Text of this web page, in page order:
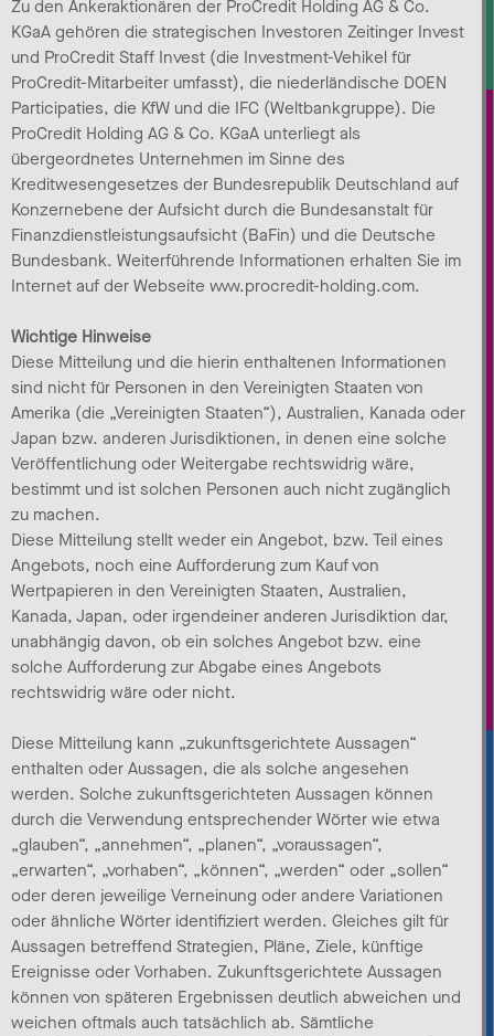
Zu den Ankeraktionären der ProCredit Holding AG & Co.
KGaA gehören die strategischen Investoren Zeitinger Invest
und ProCredit Staff Invest (die Investment-Vehikel für
ProCredit-Mitarbeiter umfasst), die niederländische DOEN
Participaties, die KfW und die IFC (Weltbankgruppe). Die
ProCredit Holding AG & Co. KGaA unterliegt als
übergeordnetes Unternehmen im Sinne des
Kreditwesengesetzes der Bundesrepublik Deutschland auf
Konzernebene der Aufsicht durch die Bundesanstalt für
Finanzdienstleistungsaufsicht (BaFin) und die Deutsche
Bundesbank. Weiterführende Informationen erhalten Sie im
Internet auf der Webseite www.procredit-holding.com.
Wichtige Hinweise
Diese Mitteilung und die hierin enthaltenen Informationen
sind nicht für Personen in den Vereinigten Staaten von
Amerika (die „Vereinigten Staaten“), Australien, Kanada oder
Japan bzw. anderen Jurisdiktionen, in denen eine solche
Veröffentlichung oder Weitergabe rechtswidrig wäre,
bestimmt und ist solchen Personen auch nicht zugänglich
zu machen.
Diese Mitteilung stellt weder ein Angebot, bzw. Teil eines
Angebots, noch eine Aufforderung zum Kauf von
Wertpapieren in den Vereinigten Staaten, Australien,
Kanada, Japan, oder irgendeiner anderen Jurisdiktion dar,
unabhängig davon, ob ein solches Angebot bzw. eine
solche Aufforderung zur Abgabe eines Angebots
rechtswidrig wäre oder nicht.
Diese Mitteilung kann „zukunftsgerichtete Aussagen“
enthalten oder Aussagen, die als solche angesehen
werden. Solche zukunftsgerichteten Aussagen können
durch die Verwendung entsprechender Wörter wie etwa
„glauben“, „annehmen“, „planen“, „voraussagen“,
„erwarten“, „vorhaben“, „können“, „werden“ oder „sollen“
oder deren jeweilige Verneinung oder andere Variationen
oder ähnliche Wörter identifiziert werden. Gleiches gilt für
Aussagen betreffend Strategien, Pläne, Ziele, künftige
Ereignisse oder Vorhaben. Zukunftsgerichtete Aussagen
können von späteren Ergebnissen deutlich abweichen und
weichen oftmals auch tatsächlich ab. Sämtliche